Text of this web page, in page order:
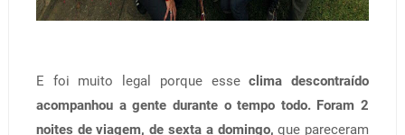
E foi muito legal porque esseclima descontraído
acompanhou a gente durante o tempo todo. Foram 2
noites de viagem, de sexta a domingo, que pareceram